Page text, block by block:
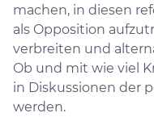
machen, in diesen
als Opposition
verbreiten und
Ob und mit wie viel
in Diskussionen der
werden.